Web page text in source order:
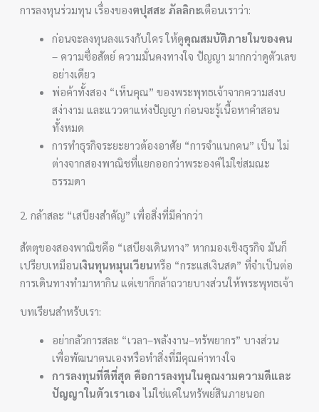
การลงทุนร่วมทุน เรื่องของตปุสสะ ภัลลิกะเตือนเราว่า:
ก่อนจะลงทุนลงแรงกับใคร ให้ดูคุณสมบัติภายในของคน
– ความซื่อสัตย์ ความมั่นคงทางใจ ปัญญา มากกว่าดูตัวเลข
อย่างเดียว
พ่อค้าทั้งสอง “เห็นคุณ” ของพระพุทธเจ้าจากความสงบ
สง่างาม และแววตาแห่งปัญญา ก่อนจะรู้เนื้อหาคำสอน
ทั้งหมด
การทำธุรกิจระยะยาวต้องอาศัย “การจำแนกคน” เป็น ไม่
ต่างจากสองพาณิชที่แยกออกว่าพระองค์ไม่ใช่สมณะ
ธรรมดา
2. กล้าสละ “เสบียงสำคัญ” เพื่อสิ่งที่มีค่ากว่า
สัตตุของสองพาณิชคือ “เสบียงเดินทาง” หากมองเชิงธุรกิจ มันก็
เปรียบเหมือนเงินทุนหมุนเวียนหรือ “กระแสเงินสด” ที่จำเป็นต่อ
การเดินทางทำมาหากิน แต่เขาก็กล้าถวายบางส่วนให้พระพุทธเจ้า
บทเรียนสำหรับเรา:
อย่ากลัวการสละ “เวลา–พลังงาน–ทรัพยากร” บางส่วน
เพื่อพัฒนาตนเองหรือทำสิ่งที่มีคุณค่าทางใจ
การลงทุนที่ดีที่สุด คือการลงทุนในคุณงามความดีและ
ปัญญาในตัวเราเอง ไม่ใช่แค่ในทรัพย์สินภายนอก